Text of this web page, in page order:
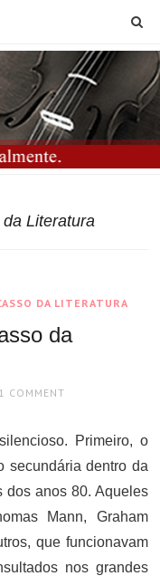
Literatura
DA LITERATURA
da
1 COMMENT
Primeiro, o
secundária dentro da
dos anos 80. Aqueles
Mann, Graham
que funcionavam
nos grandes